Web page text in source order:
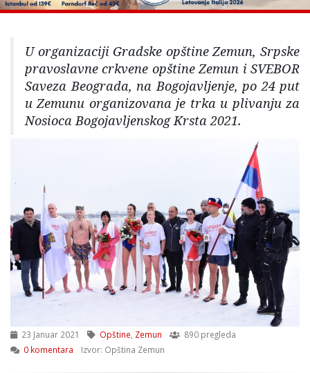
U organizaciji Gradske opštine Zemun, Srpske
pravoslavne crkvene opštine Zemun i SVEBOR
Saveza Beograda, na Bogojavljenje, po 24 put
u Zemunu organizovana je trka u plivanju za
Nosioca Bogojavljenskog Krsta 2021.
23 Januar 2021 Opštine Zemun
890 pregleda
0 komentara
Izvor: Opština Zemun